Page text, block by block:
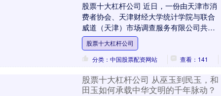
股票十大杠杆公司 近日，一份由天津市消
费者协会、天津财经大学统计学院与联合
威道（天津）市场调查服务有限公司共同
完成的《天津市文旅商圈满意度调查报
告》（以下简称《....
股票十大杠杆公司
分类：中国股票配资网站
查看：141
股票十大杠杆公司 从巫玉到民玉，和
田玉如何承载中华文明的千年脉动？